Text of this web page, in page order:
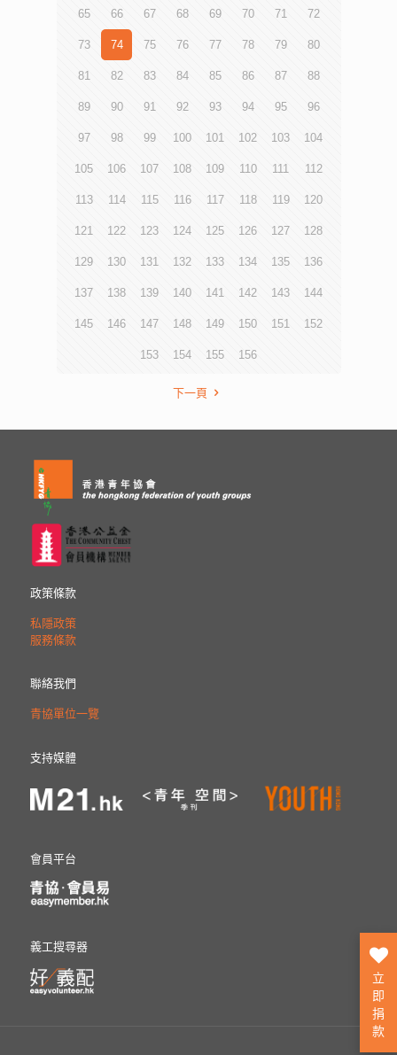
65 66 67 68 69 70 71 72
73 74 75 76 77 78 79 80
81 82 83 84 85 86 87 88
89 90 91 92 93 94 95 96
97 98 99 100 101 102 103 104
105 106 107 108 109 110 111 112
113 114 115 116 117 118 119 120
121 122 123 124 125 126 127 128
129 130 131 132 133 134 135 136
137 138 139 140 141 142 143 144
145 146 147 148 149 150 151 152
153 154 155 156
下一頁
政策條款
私隱政策
服務條款
聯絡我們
青協單位一覽
支持媒體
會員平台
義工搜尋器
立
即
捐
款